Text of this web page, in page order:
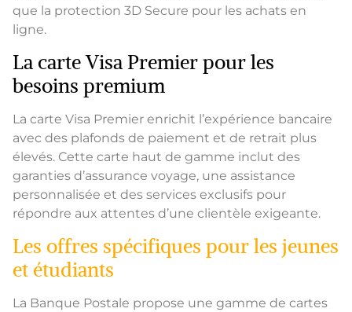
que la protection 3D Secure pour les achats en
ligne.
La carte Visa Premier pour les
besoins premium
La carte Visa Premier enrichit l’expérience bancaire
avec des plafonds de paiement et de retrait plus
élevés. Cette carte haut de gamme inclut des
garanties d’assurance voyage, une assistance
personnalisée et des services exclusifs pour
répondre aux attentes d’une clientèle exigeante.
Les offres spécifiques pour les jeunes
et étudiants
La Banque Postale propose une gamme de cartes